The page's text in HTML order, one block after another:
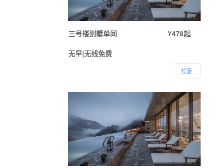
三号楼别墅单间
¥478起
无早|无线免费
预定